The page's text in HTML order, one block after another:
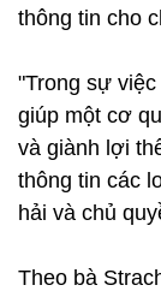
thông tin cho
"Trong sự
giúp một cơ
và giành lợi
thông tin các
hải và chủ
Theo bà